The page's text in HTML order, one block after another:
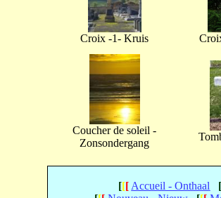
Croix -1- Kruis
Coucher de soleil -
Zonsondergang
[[[ Accueil - Onthaal [